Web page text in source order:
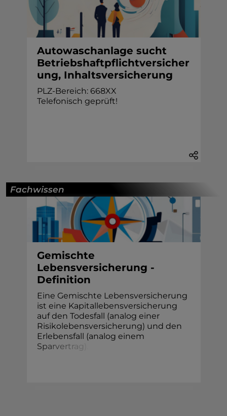
Autowaschanlage sucht
Betriebshaftpflichtversicher
ung, Inhaltsversicherung
PLZ-Bereich: 668XX
Telefonisch geprüft!
Fachwissen
Gemischte
Lebensversicherung -
Definition
Eine Gemischte Lebensversicherung
ist eine Kapitallebensversicherung
auf den Todesfall (analog einer
Risikolebensversicherung) und den
Erlebensfall (analog einem
Sparvertrag